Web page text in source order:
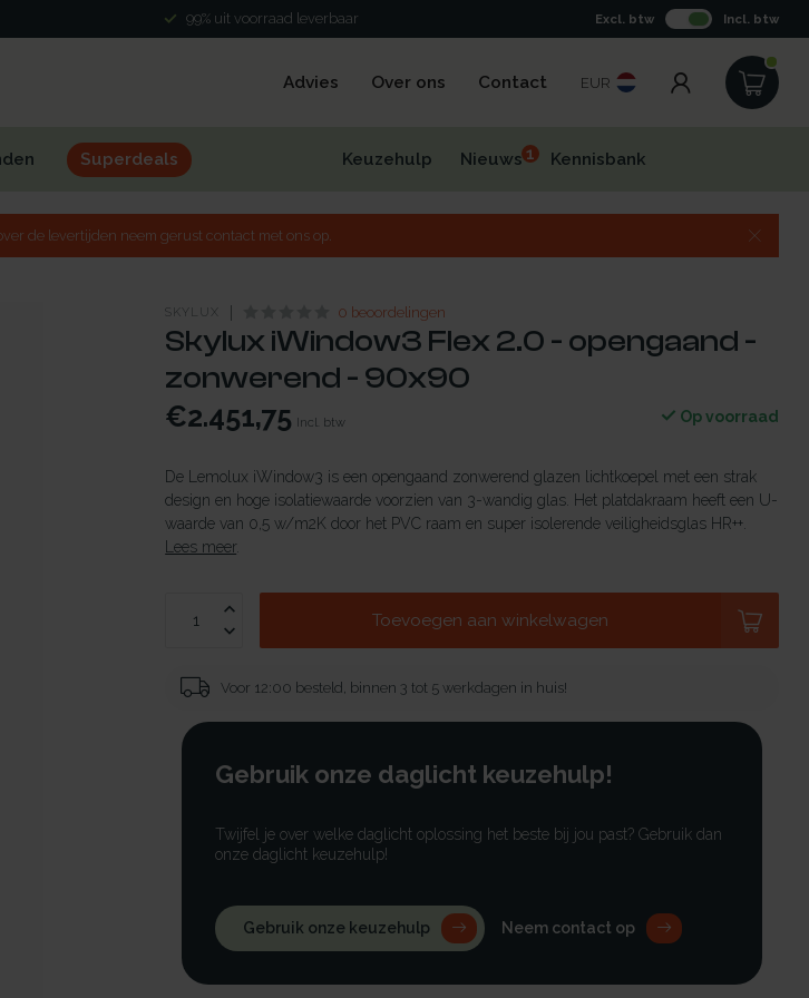
99% uit voorraad leverbaar Excl. btw Incl. btw
Advies Over ons Contact EUR
Superdeals Keuzehulp Nieuws1 Kennisbank
de levertijden neem gerust contact met ons op.
SKYLUX 0 beoordelingen
Skylux iWindow3 Flex 2.0 - opengaand -
zonwerend - 90x90
€2.451,75 Incl. btw Op voorraad
De Lemolux iWindow3 is een opengaand zonwerend glazen lichtkoepel met een strak
design en hoge isolatiewaarde voorzien van 3-wandig glas. Het platdakraam heeft een U-
waarde van 0,5 w/m2K door het PVC raam en super isolerende veiligheidsglas HR++.
Lees meer.
Toevoegen aan winkelwagen
Voor 12:00 besteld, binnen 3 tot 5 werkdagen in huis!
Gebruik onze daglicht keuzehulp!
Twijfel je over welke daglicht oplossing het beste bij jou past? Gebruik dan
onze daglicht keuzehulp!
Gebruik onze keuzehulp Neem contact op